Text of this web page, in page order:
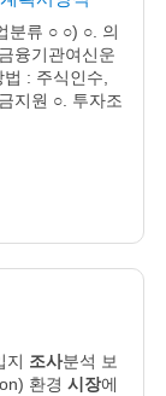
분류 ○ ○) ○. 의
융기관여신운
: 주식인수,
지원 ○. 투자조
지 조사분석 보
환경 시장에